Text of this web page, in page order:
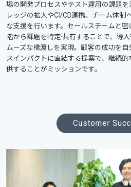
場の開発プロセスやテスト運用の課題
レッジの拡大やCI/CD連携、チーム体制
な支援を行います。セールスチームと
階から課題を特定·共有することで、導
ムーズな橋渡しを実現。顧客の成功を
スインパクトに直結する提案で、継続
供することがミッションです。
Customer